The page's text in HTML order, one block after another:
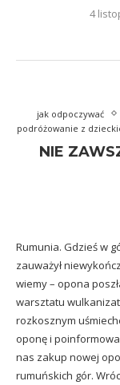
4
jak odpoczywać
podróżowanie z
NIE
Rumunia. Gdzieś w
zauważył
wiemy – opona
warsztatu
rozkosznym
oponę i
nas zakup nowej
rumuńskich gór.